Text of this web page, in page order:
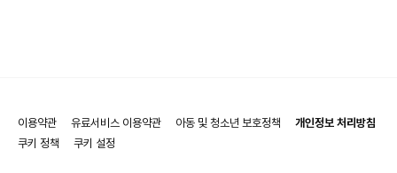
이용약관 유료서비스 이용약관 아동 및 청소년 보호정책
개인정보 처리방침
쿠키 정책
쿠키 설정